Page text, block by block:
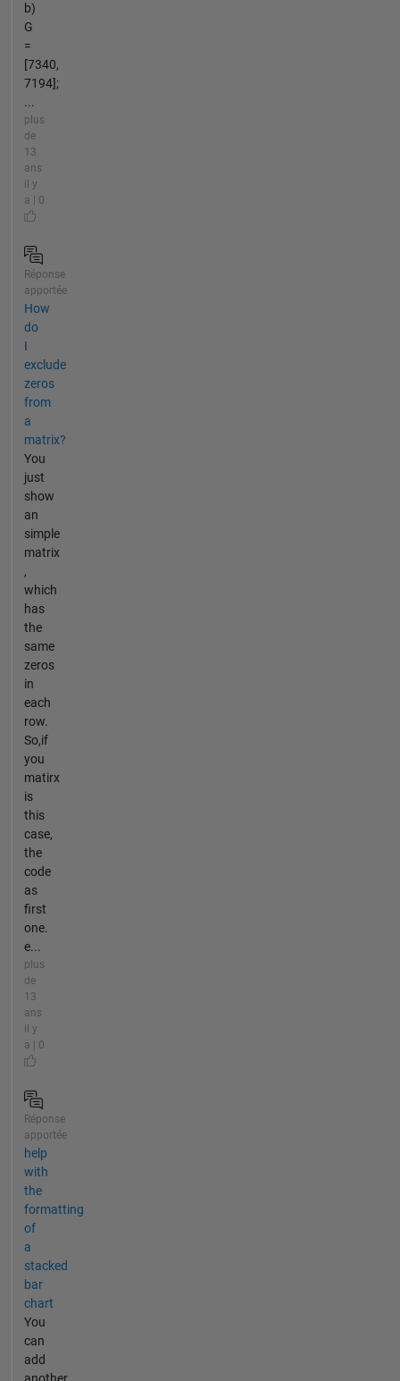
b)
G
=
[7340,
7194];
...
plus
de
13
ans
il y
a | 0
Réponse
apportée
How
do
I
exclude
zeros
from
a
matrix?
You
just
show
an
simple
matrix
,
which
has
the
same
zeros
in
each
row.
So,if
you
matirx
is
this
case,
the
code
as
first
one.
e...
plus
de
13
ans
il y
a | 0
Réponse
apportée
help
with
the
formatting
of
a
stacked
bar
chart
You
can
add